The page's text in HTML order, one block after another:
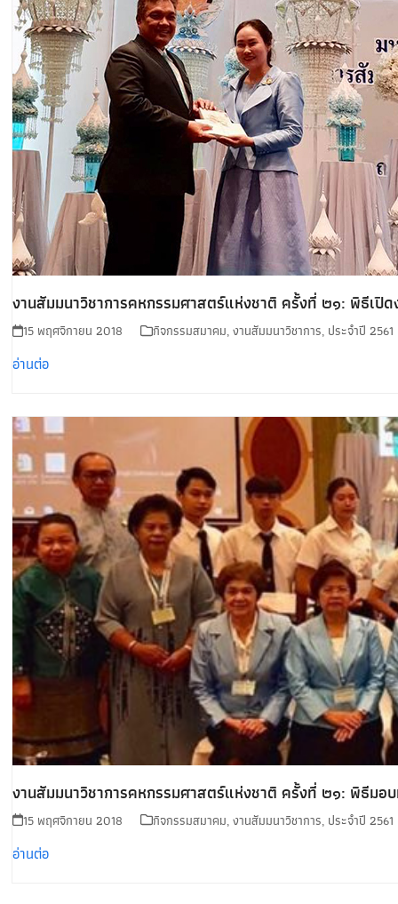
งานสัมมนาวิชาการคหกรรมศาสตร์แห่งชาติ ครั้งที่ ๒๑: พิธีเปิด
15 พฤศจิกายน 2018 กิจกรรมสมาคม,งานสัมมนาวิชาการ, ประจำปี 2561
อ่านต่อ
งานสัมมนาวิชาการคหกรรมศาสตร์แห่งชาติ ครั้งที่ ๒๑: พิธีม
15 พฤศจิกายน 2018 กิจกรรมสมาคม,งานสัมมนาวิชาการ, ประจำปี 2561
อ่านต่อ